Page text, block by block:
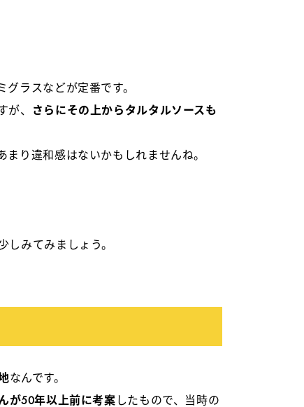
ラスなどが定番です。
、
さらにその上からタルタルソースも
り違和感はないかもしれませんね。
みてみましょう。
なんです。
が50年以上前に考案したもので、当時の